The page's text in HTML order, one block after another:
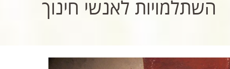
השתלמויות לאנשי חינוך